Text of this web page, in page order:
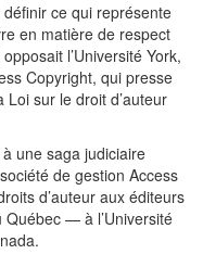
ce qui représente
en matière de respect
l’Université York,
Copyright, qui presse
sur le droit d’auteur
une saga judiciaire
de gestion Access
d’auteur aux éditeurs
— à l’Université